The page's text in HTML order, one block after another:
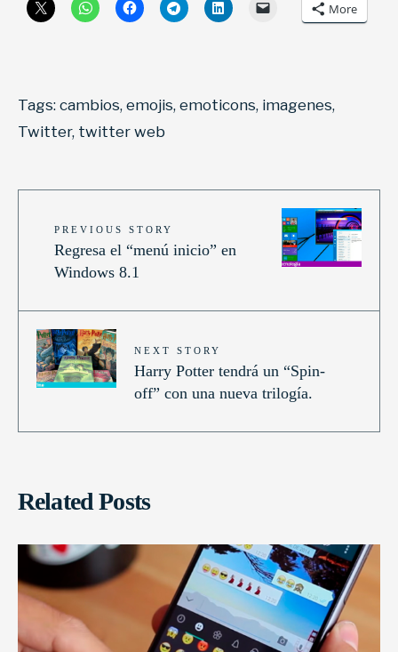
More
Tags: cambios, emojis, emoticons, imagenes,
Twitter, twitter web
PREVIOUS STORY
Regresa el “menú inicio” en
Windows 8.1
NEXT STORY
Harry Potter tendrá un “Spin-
off” con una nueva trilogía.
Related Posts